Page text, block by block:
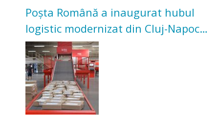
Poșta Română a inaugurat hubul
logistic modernizat din Cluj-Napoca.
Investiție de 3 milioane de euro